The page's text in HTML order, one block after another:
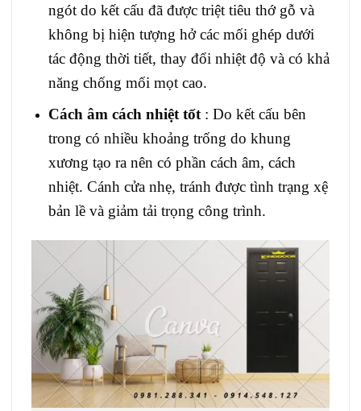
ngót do kết cấu đã được triệt tiêu thớ gỗ và
không bị hiện tượng hở các mối ghép dưới
tác động thời tiết, thay đổi nhiệt độ và có khả
năng chống mối mọt cao.
Cách âm cách nhiệt tốt: Do kết cấu bên
trong có nhiều khoảng trống do khung
xương tạo ra nên có phần cách âm, cách
nhiệt. Cánh cửa nhẹ, tránh được tình trạng xệ
bản lề và giảm tải trọng công trình.